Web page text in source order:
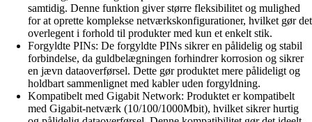
samtidig. Denne funktion giver større fleksibilitet og mulighed
for at oprette komplekse netværkskonfigurationer, hvilket gør det
overlegent i forhold til produkter med kun et enkelt stik.
Forgyldte PINs: De forgyldte PINs sikrer en pålidelig og stabil
forbindelse, da guldbelægningen forhindrer korrosion og sikrer
en jævn dataoverførsel. Dette gør produktet mere pålideligt og
holdbart sammenlignet med kabler uden forgyldning.
Kompatibelt med Gigabit Network: Produktet er kompatibelt
med Gigabit-netværk (10/100/1000Mbit), hvilket sikrer hurtig